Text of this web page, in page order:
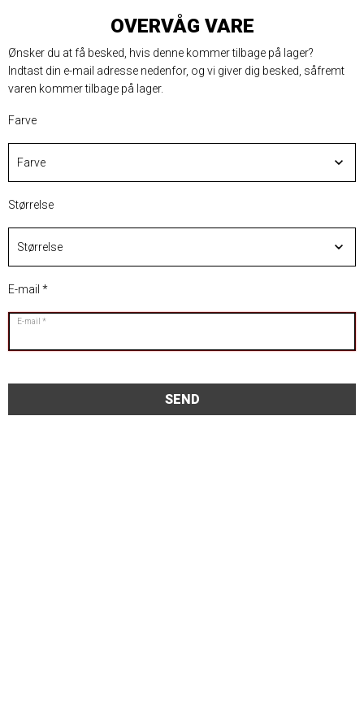
OVERVÅG VARE
Ønsker du at få besked, hvis denne kommer tilbage på lager?
Indtast din e-mail adresse nedenfor, og vi giver dig besked, såfremt
varen kommer tilbage på lager.
Farve
Størrelse
E-mail
E-mail